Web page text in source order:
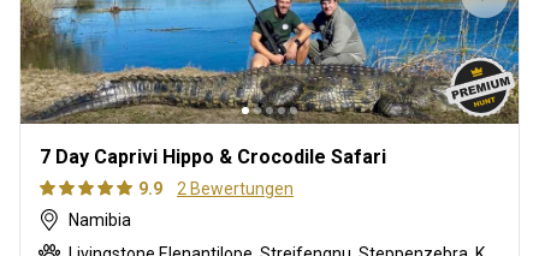
7 Day Caprivi Hippo & Crocodile Safari
9.9
2 Bewertungen
Namibia